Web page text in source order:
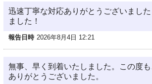
迅速丁寧な対応ありがとうございまし
ました！
報告日時 2026年8月4日 12:21
無事、早く到着いたしました。この度
ありがとうございました。